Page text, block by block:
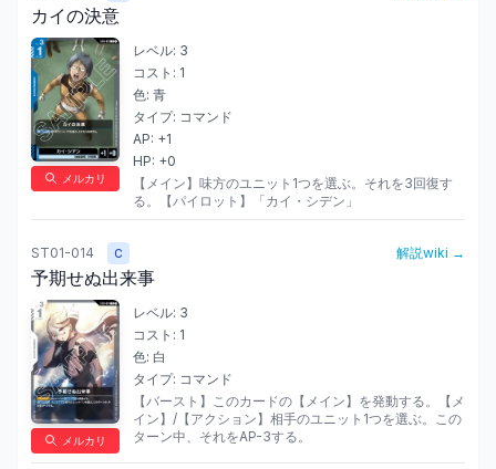
カイの決意
メルカリ
レベル: 3
コスト: 1
色: 青
タイプ: コマンド
AP: +1
HP: +0
【メイン】味方のユニット1つを選ぶ。それを3回復す
る。【パイロット】「カイ・シデン」
ST01-014 C 解説wiki →
予期せぬ出来事
メルカリ
レベル: 3
コスト: 1
色: 白
タイプ: コマンド
【バースト】このカードの【メイン】を発動する。【メ
イン】/【アクション】相手のユニット1つを選ぶ。この
ターン中、それをAP-3する。